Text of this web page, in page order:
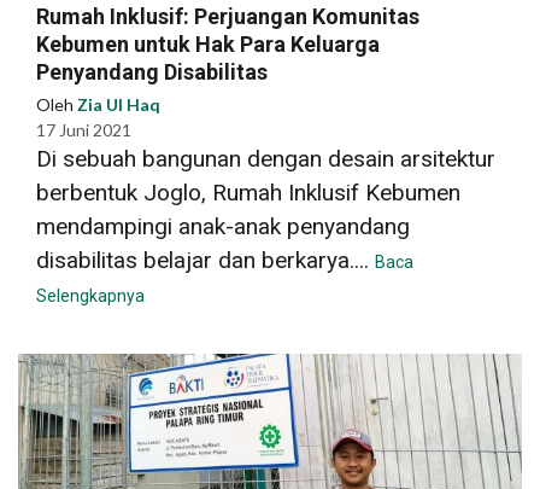
Rumah Inklusif: Perjuangan Komunitas
Kebumen untuk Hak Para Keluarga
Penyandang Disabilitas
Oleh Zia Ul Haq
17 Juni 2021
Di sebuah bangunan dengan desain arsitektur
berbentuk Joglo, Rumah Inklusif Kebumen
mendampingi anak-anak penyandang
disabilitas belajar dan berkarya.... Baca
Selengkapnya